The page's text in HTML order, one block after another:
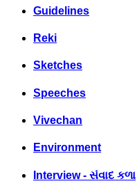
Guidelines
Reki
Sketches
Speeches
Vivechan
Environment
Interview - સંવાદ કળા